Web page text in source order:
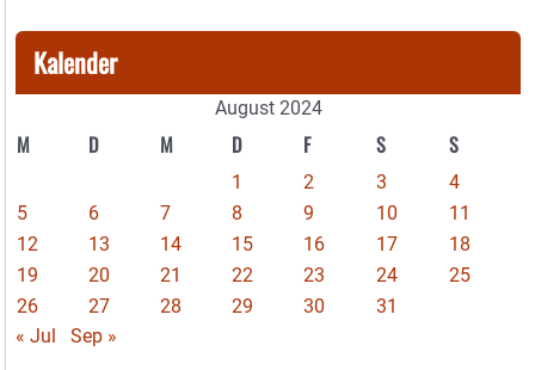
Kalender
August 2024
M D M D F S S
1 2 3
4
5
6 7 8 9 10
11
12
13 14 15 16 17
18
19
20 21 22 23 24
25
26
27 28 29 30
31
« Jul
Sep »